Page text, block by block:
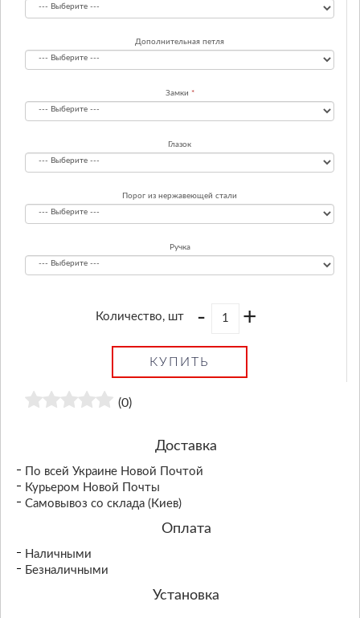
Дополнительная петля
Замки
Глазок
Порог из нержавеющей стали
Ручка
Количество, шт - +
КУПИТЬ
(0)
Доставка
По всей Украине Новой Почтой
Курьером Новой Почты
Самовывоз со склада (Киев)
Оплата
Наличными
Безналичными
Установка